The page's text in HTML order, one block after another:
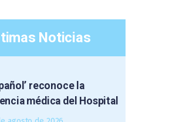
Noticias
reconoce la
médica del Hospital